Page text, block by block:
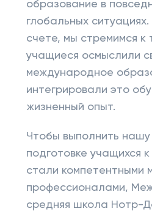
образование в
глобальных
счете, мы стремимся к
учащиеся осмыслили
международное
интегрировали это
жизненный опыт.
Чтобы выполнить
подготовке учащихся
стали компетентными
профессионалами,
средняя школа Нотр-